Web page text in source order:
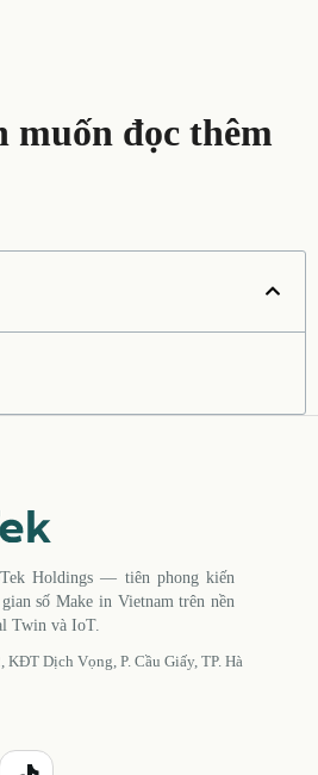
muốn đọc thêm
Holdings — tiên phong kiến
số Make in Vietnam trên nền
Twin và IoT.
KĐT Dịch Vọng, P. Cầu Giấy, TP. Hà